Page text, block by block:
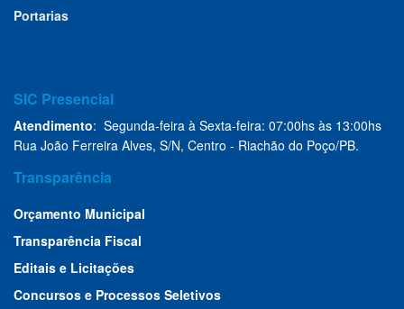
Portarias
SIC Presencial
Atendimento: Segunda-feira à Sexta-feira: 07:00hs às 13:00hs
Rua João Ferreira Alves, S/N, Centro - Riachão do Poço/PB.
Transparência
Orçamento Municipal
Transparência Fiscal
Editais e Licitações
Concursos e Processos Seletivos